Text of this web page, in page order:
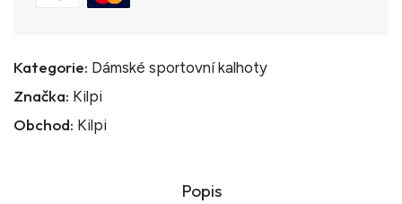
Kategorie: Dámské sportovní kalhoty
Značka: Kilpi
Obchod: Kilpi
Popis